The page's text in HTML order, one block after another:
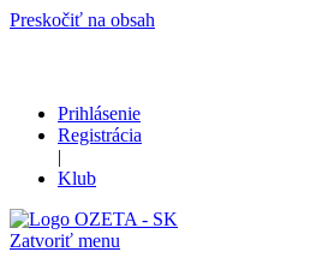
Preskočiť na obsah
Prihlásenie
Registrácia
|
Klub
Zatvoriť menu